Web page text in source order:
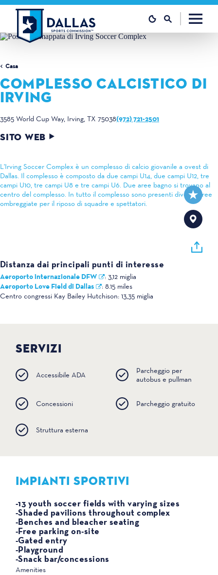
Vai al contenuto
Casa
COMPLESSO CALCISTICO DI
IRVING
3585 World Cup Way Irving, TX 75038(972) 721-2501
SITO WEB
L'Irving Soccer Complex è un complesso di calcio giovanile a ovest di
Dallas. Il complesso è composto da due campi U14, due campi U12, tre
campi U10, tre campi U8 e tre campi U6. Due aree bagno si trovano al
centro del complesso. In tutto il complesso sono presenti diverse aree
ombreggiate per il riposo di squadre e spettatori.
Distanza dai principali punti di interesse
Aeroporto internazionale DFW : 3,12 miglia
Aeroporto Love Field di Dallas : 8.15 miles
Centro congressi Kay Bailey Hutchison: 13,35 miglia
SERVIZI
Accessibile ADA
Parcheggio per
autobus e pullman
Concessioni Parcheggio gratuito
Struttura esterna
IMPIANTI SPORTIVI
SPORT
Amenities
-13 youth soccer fields with varying sizes
-Shaded pavilions throughout complex
-Benches and bleacher seating
-Free parking on-site
-Gated entry
-Playground
-Snack bar/concessions